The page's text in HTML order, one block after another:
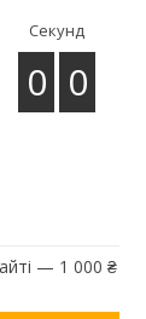
Секунд
0 0
— 1 000 ₴